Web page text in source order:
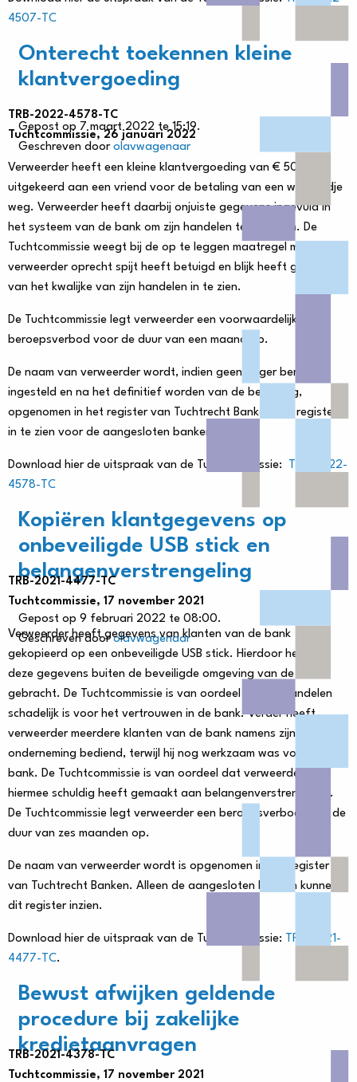
4507-TC
Onterecht toekennen kleine
klantvergoeding
Gepost op 7 maart 2022 te 15:19.
Geschreven door olavwagenaar
TRB-2022-4578-TC
Tuchtcommissie, 26 januari 2022
Verweerder heeft een kleine klantvergoeding van € 500,-
uitgekeerd aan een vriend voor de betaling van een weekendje
weg. Verweerder heeft daarbij onjuiste gegevens ingevuld in
het systeem van de bank om zijn handelen te verhullen. De
Tuchtcommissie weegt bij de op te leggen maatregel mee dat
verweerder oprecht spijt heeft betuigd en blijk heeft gegeven
van het kwalijke van zijn handelen in te zien.
De Tuchtcommissie legt verweerder een voorwaardelijk
beroepsverbod voor de duur van een maand op.
De naam van verweerder wordt, indien geen hoger beroep is
ingesteld en na het definitief worden van de beslissing,
opgenomen in het register van Tuchtrecht Banken. Dit register is
in te zien voor de aangesloten banken.
Download hier de uitspraak van de Tuchtcommissie:
TRB-2022-
4578-TC
Kopiëren klantgegevens op
onbeveiligde USB stick en
belangenverstrengeling
Gepost op 9 februari 2022 te 08:00.
Geschreven doorolavwagenaar
TRB-2021-4477-TC
Tuchtcommissie, 17 november 2021
Verweerder heeft gegevens van klanten van de bank
gekopieerd op een onbeveiligde USB stick. Hierdoor heeft hij
deze gegevens buiten de beveiligde omgeving van de bank
gebracht. De Tuchtcommissie is van oordeel dat dit handelen
schadelijk is voor het vertrouwen in de bank. Verder heeft
verweerder meerdere klanten van de bank namens zijn eigen
onderneming bediend, terwijl hij nog werkzaam was voor de
bank. De Tuchtcommissie is van oordeel dat verweerder zich
hiermee schuldig heeft gemaakt aan belangenverstrengeling.
De Tuchtcommissie legt verweerder een beroepsverbod voor de
duur van zes maanden op.
De naam van verweerder wordt is opgenomen in het register
van Tuchtrecht Banken. Alleen de aangesloten banken kunnen
dit register inzien.
Download hier de uitspraak van de Tuchtcommissie: TRB-2021-
4477-TC.
Bewust afwijken geldende
procedure bij zakelijke
kredietaanvragen
TRB-2021-4378-TC
Tuchtcommissie, 17 november 2021